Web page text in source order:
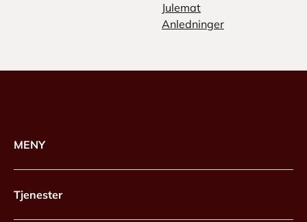
Julemat
Anledninger
MENY
Tjenester